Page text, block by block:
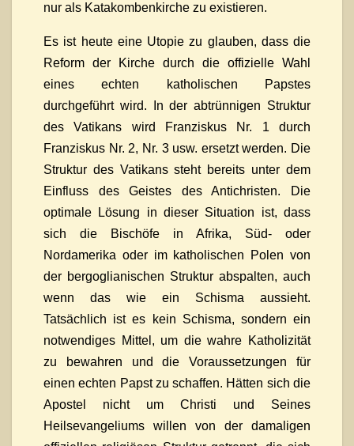
nur als Katakombenkirche zu existieren.
Es ist heute eine Utopie zu glauben, dass die
Reform der Kirche durch die offizielle Wahl
eines echten katholischen Papstes
durchgeführt wird. In der abtrünnigen Struktur
des Vatikans wird Franziskus Nr. 1 durch
Franziskus Nr. 2, Nr. 3 usw. ersetzt werden. Die
Struktur des Vatikans steht bereits unter dem
Einfluss des Geistes des Antichristen. Die
optimale Lösung in dieser Situation ist, dass
sich die Bischöfe in Afrika, Süd- oder
Nordamerika oder im katholischen Polen von
der bergoglianischen Struktur abspalten, auch
wenn das wie ein Schisma aussieht.
Tatsächlich ist es kein Schisma, sondern ein
notwendiges Mittel, um die wahre Katholizität
zu bewahren und die Voraussetzungen für
einen echten Papst zu schaffen. Hätten sich die
Apostel nicht um Christi und Seines
Heilsevangeliums willen von der damaligen